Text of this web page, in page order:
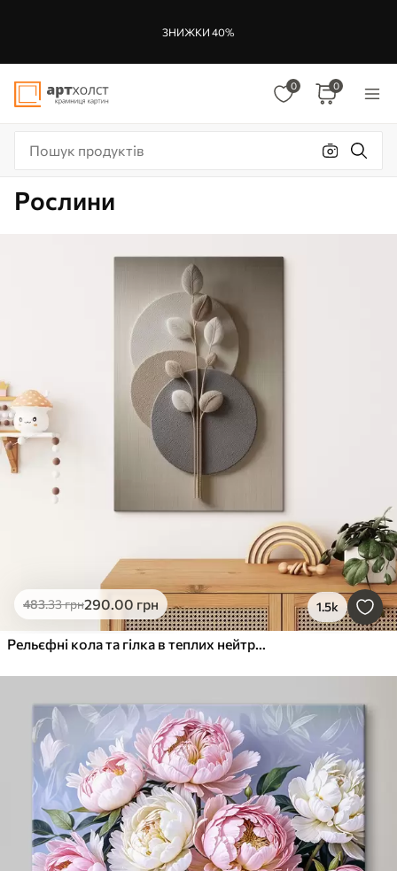
ЗНИЖКИ 40%
0 0
Рослини
483.33грн290.00 грн 1.5k
Рельєфні кола та гілка в теплих нейтральних тонах